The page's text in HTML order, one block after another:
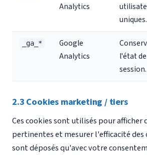
Analytics
uniques.
_ga_*
Google
Analytics
l'état
session.
2.3 Cookies marketing / tiers
Ces cookies sont utilisés pour afficher
pertinentes et mesurer l'efficacité des
sont déposés qu'avec votre